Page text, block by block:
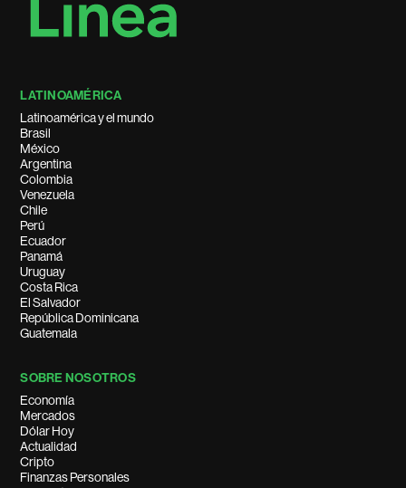
LATINOAMÉRICA
Latinoamérica y el mundo
Brasil
México
Argentina
Colombia
Venezuela
Chile
Perú
Ecuador
Panamá
Uruguay
Costa Rica
El Salvador
República Dominicana
Guatemala
SOBRE NOSOTROS
Economía
Mercados
Dólar Hoy
Actualidad
Cripto
Finanzas Personales